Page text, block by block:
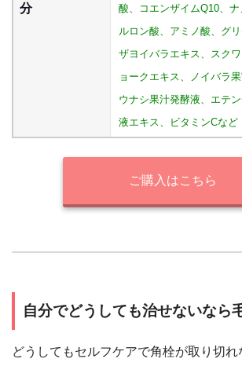
分
酸、コエンザイムQ10、
ルロン酸、アミノ酸、グ
ザヨイバラエキス、スク
ョークエキス、ノイバラ
ウナシ果汁発酵液、エテ
液エキス、ビタミンCなど
ご購入はこちら
自分でどうしても治せないなら
どうしてもセルフケアで角栓が取り切